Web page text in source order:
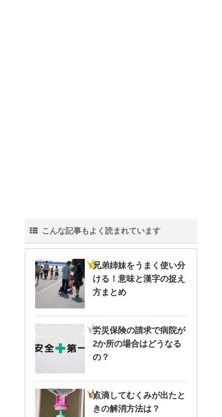
こんな記事もよく読まれています
兄弟姉妹をうまく使い分
ける！意味と漢字の捉え
方まとめ
労災保険の請求で病院が
2か所の場合はどうなる
の？
点滴してむくみが出たと
きの解消方法は？